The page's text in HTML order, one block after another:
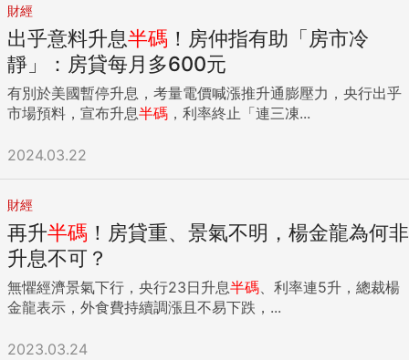
財經
出乎意料升息半碼 ！房仲指有助「房市冷
靜」：房貸每月多600元
有別於美國暫停升息，考量電價喊漲推升通膨壓力，央行出乎
市場預料，宣布升息半碼 ，利率終止「連三凍...
2024.03.22
財經
再升半碼 ！房貸重、景氣不明，楊金龍為何非
升息不可？
無懼經濟景氣下行，央行23日升息半碼 、利率連5升，總裁楊
金龍表示，外食費持續調漲且不易下跌，...
2023.03.24